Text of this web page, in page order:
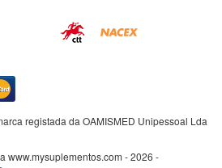
registada da OAMISMED Unipessoal Lda
www.mysuplementos.com - 2026 -